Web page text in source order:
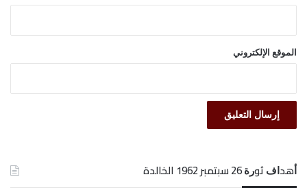
الموقع الإلكتروني
ﺃﻫﺪﺍﻑ ﺛﻮﺭﺓ 26 ﺳﺒﺘﻤﺒﺮ 1962 الخالدة